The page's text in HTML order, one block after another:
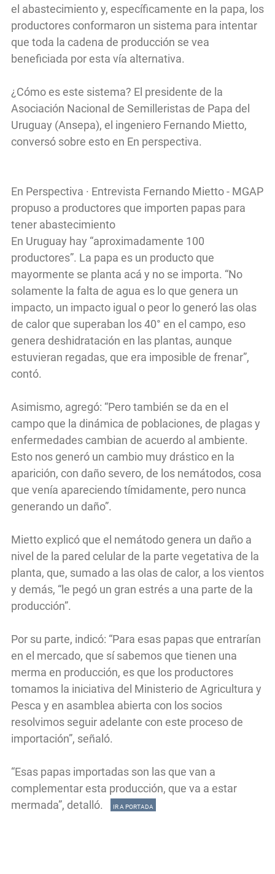
el abastecimiento y, específicamente en la papa, los
productores conformaron un sistema para intentar
que toda la cadena de producción se vea
beneficiada por esta vía alternativa.
¿Cómo es este sistema? El presidente de la
Asociación Nacional de Semilleristas de Papa del
Uruguay (Ansepa), el ingeniero Fernando Mietto,
conversó sobre esto en En perspectiva.
En Perspectiva · Entrevista Fernando Mietto - MGAP
propuso a productores que importen papas para
tener abastecimiento
En Uruguay hay “aproximadamente 100
productores”. La papa es un producto que
mayormente se planta acá y no se importa. “No
solamente la falta de agua es lo que genera un
impacto, un impacto igual o peor lo generó las olas
de calor que superaban los 40° en el campo, eso
genera deshidratación en las plantas, aunque
estuvieran regadas, que era imposible de frenar”,
contó.
Asimismo, agregó: “Pero también se da en el
campo que la dinámica de poblaciones, de plagas y
enfermedades cambian de acuerdo al ambiente.
Esto nos generó un cambio muy drástico en la
aparición, con daño severo, de los nemátodos, cosa
que venía apareciendo tímidamente, pero nunca
generando un daño”.
Mietto explicó que el nemátodo genera un daño a
nivel de la pared celular de la parte vegetativa de la
planta, que, sumado a las olas de calor, a los vientos
y demás, “le pegó un gran estrés a una parte de la
producción”.
Por su parte, indicó: “Para esas papas que entrarían
en el mercado, que sí sabemos que tienen una
merma en producción, es que los productores
tomamos la iniciativa del Ministerio de Agricultura y
Pesca y en asamblea abierta con los socios
resolvimos seguir adelante con este proceso de
importación”, señaló.
“Esas papas importadas son las que van a
complementar esta producción, que va a estar
mermada”, detalló.
IR A PORTADA